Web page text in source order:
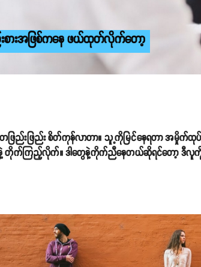
းစားအဖြစ်ကနေ ဖယ်ထုတ်လိုက်တော့
ဖြည်းဖြည်း စိတ်ကုန်လာတာ။ သူ့ကိုမြင်နေရတာ အမှိုက်ထုပ်
တိုက်ကြည့်လိုက်။ ဒါတွေနဲ့ကိုက်ညီနေတယ်ဆိုရင်တော့ ဒီလူကို